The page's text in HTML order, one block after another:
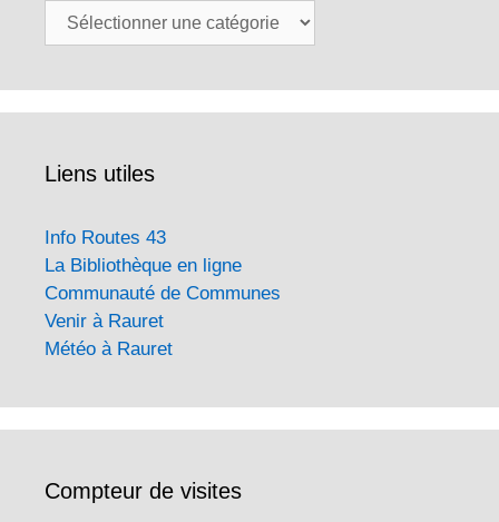
Catégories
Liens utiles
Info Routes 43
La Bibliothèque en ligne
Communauté de Communes
Venir à Rauret
Météo à Rauret
Compteur de visites